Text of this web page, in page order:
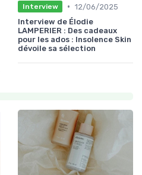
Interview • 12/06/2025
Interview de Élodie
LAMPERIER : Des cadeaux
pour les ados : Insolence Skin
dévoile sa sélection